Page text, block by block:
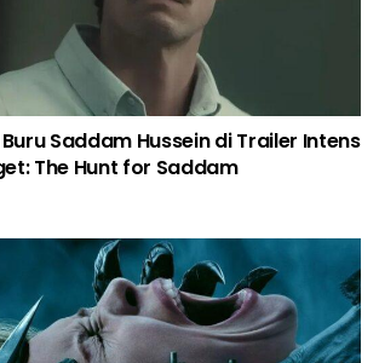
Saddam Hussein di Trailer Intens
The Hunt for Saddam